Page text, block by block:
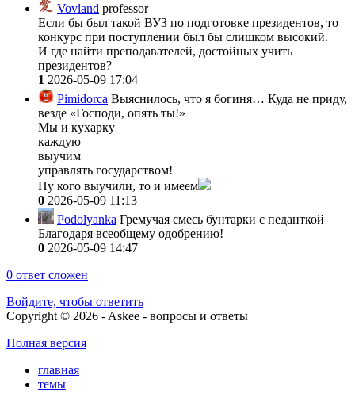
Vovland professor
Если бы был такой ВУЗ по подготовке президентов, то
конкурс при поступлении был бы слишком высокий.
И где найти преподавателей, достойных учить
президентов?
1 2026-05-09 17:04
Pimidorca Выяснилось, что я богиня… Куда не приду,
везде «Господи, опять ты!»
Мы и кухарку
каждую
выучим
управлять государством!
Ну кого выучили, то и имеем
0 2026-05-09 11:13
Podolyanka Гремучая смесь бунтарки с педанткой
Благодаря всеобщему одобрению!
0 2026-05-09 14:47
0 ответ сложен
Войдите, чтобы ответить
Copyright © 2026 - Askee - вопросы и ответы
Полная версия
главная
темы